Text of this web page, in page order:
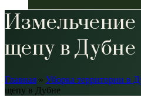
Измельчение
щепу в Дубне
Главная » Уборка территории в
щепу в Дубне